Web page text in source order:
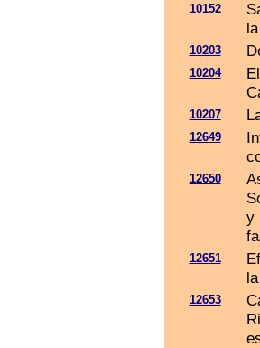
10152
10203
10204
10207
12649
12650
y
12651
12653